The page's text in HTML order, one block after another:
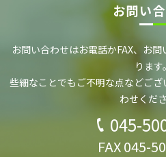
お問い
お問い合わせはお電話かFAX、お
ります。
些細なことでもご不明な点などござ
わせくださ
045-
FAX 045-